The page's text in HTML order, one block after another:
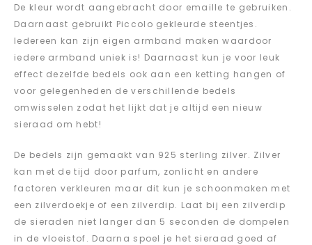
De kleur wordt aangebracht door emaille te gebruiken.
Daarnaast gebruikt Piccolo gekleurde steentjes.
Iedereen kan zijn eigen armband maken waardoor
iedere armband uniek is! Daarnaast kun je voor leuk
effect dezelfde bedels ook aan een ketting hangen of
voor gelegenheden de verschillende bedels
omwisselen zodat het lijkt dat je altijd een nieuw
sieraad om hebt!
De bedels zijn gemaakt van 925 sterling zilver. Zilver
kan met de tijd door parfum, zonlicht en andere
factoren verkleuren maar dit kun je schoonmaken met
een zilverdoekje of een zilverdip. Laat bij een zilverdip
de sieraden niet langer dan 5 seconden de dompelen
in de vloeistof. Daarna spoel je het sieraad goed af